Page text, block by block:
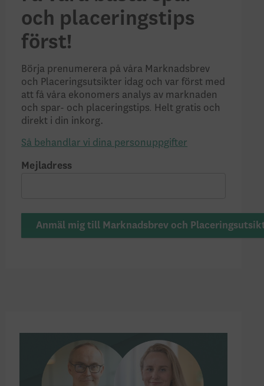
och placeringstips
först!
Börja prenumerera på våra Marknadsbrev
och Placeringsutsikter idag och var först med
att få våra ekonomers analys av marknaden
och spar- och placeringstips. Helt gratis och
direkt i din inkorg.
Så behandlar vi dina personuppgifter
Mejladress
Anmäl mig till Marknadsbrev och